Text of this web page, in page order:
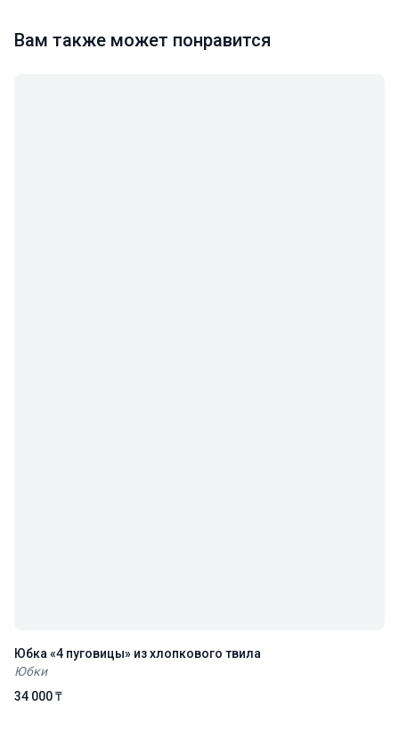
Вам также может понравится
Юбка «4 пуговицы» из хлопкового твила
Юбки
34 000 ₸